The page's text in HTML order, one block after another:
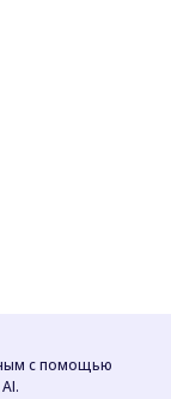
с помощью